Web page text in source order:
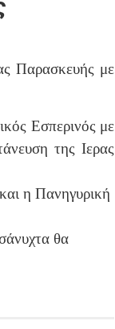
Παρασκευής με
Εσπερινός με
της Ιερας
η Πανηγυρική
θα